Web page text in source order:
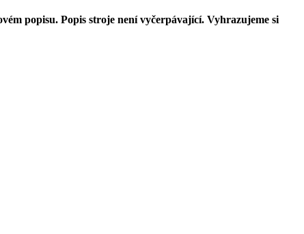
popisu. Popis stroje není vyčerpávající. Vyhrazujeme si